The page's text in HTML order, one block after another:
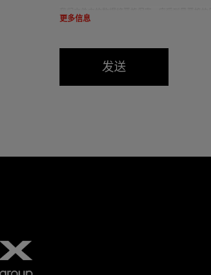
我们文件中的数据将严格保密，应受到最严格
更多信息
发送